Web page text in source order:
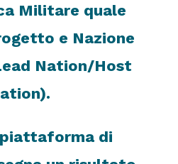
Militare quale
e Nazione
Nation/Host
di